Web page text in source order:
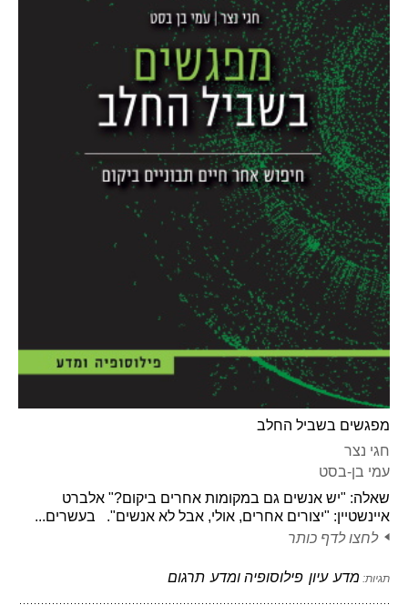
מפגשים בשביל החלב
חגי נצר
עמי בן-בסט
שאלה: "יש אנשים גם במקומות אחרים ביקום?" אלברט
איינשטיין: "יצורים אחרים, אולי, אבל לא אנשים". בעשרים...
לחצו לדף כותר
תגיות: מדע עיון פילוסופיה ומדע תרגום